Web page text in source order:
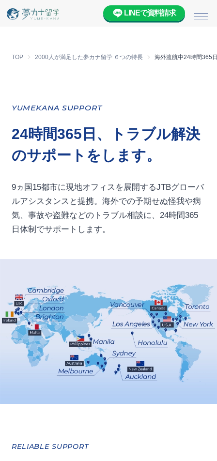
メ
LINEで資料請求
TOP 2000人が満足した夢カナ留学 ６つの特長 海外渡航中24時間365
YUMEKANA SUPPORT
24時間365日、トラブル解決
のサポートをします。
9ヵ国15都市に現地オフィスを展開するJTBグローバ
ルアシスタンスと提携。海外での予期せぬ怪我や病
気、事故や盗難などのトラブル相談に、24時間365
日体制でサポートします。
RELIABLE SUPPORT